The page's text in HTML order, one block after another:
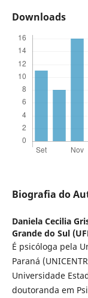
Downloads
Biografia do
Daniela Cecilia
Grande do Sul
É psicóloga pela
Paraná
Universidade
doutoranda em